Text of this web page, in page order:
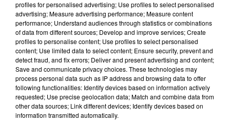
coup de coeur cinéma
2 février 2022 - 2 min 17 sec
OUISTREHAM - COUP DE COEUR DU 2 FÉVRIER 2022
David Puaud
Coup de coeur cinéma
Chaque mercredi, dans notre Actu Ciné à 17h15,
Morgan, programmateur au Fauteuil Rouge à
profiles for personalised advertising; Use profiles to select personalised
advertising; Measure advertising performance; Measure content
performance; Understand audiences through statistics or combinations
of data from different sources; Develop and improve services; Create
profiles to personalise content; Use profiles to select personalised
content; Use limited data to select content; Ensure security, prevent and
detect fraud, and fix errors; Deliver and present advertising and content;
Save and communicate privacy choices. These technologies may
process personal data such as IP address and browsing data to offer
following functionalities: Identify devices based on information actively
requested; Use precise geolocation data; Match and combine data from
other data sources; Link different devices; Identify devices based on
information transmitted automatically.